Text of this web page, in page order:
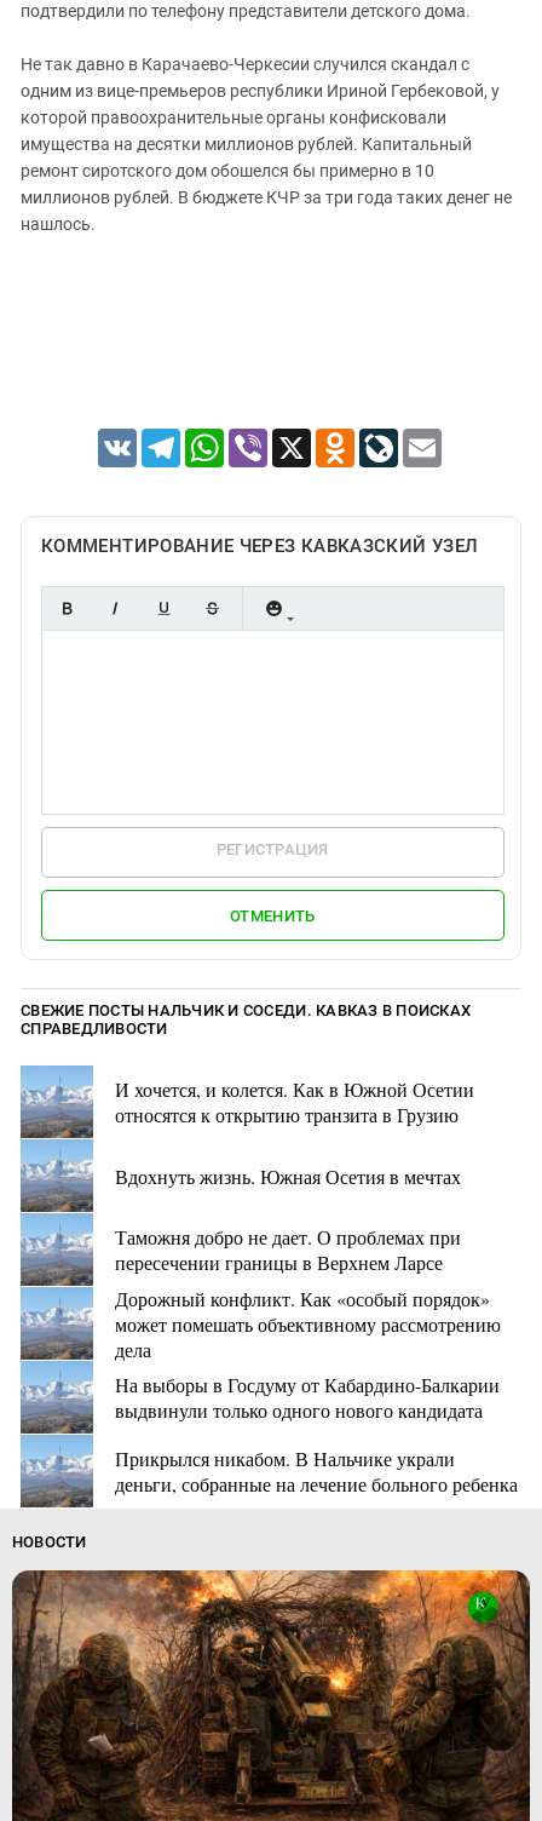
подтвердили по телефону представители детского дома.
Не так давно в Карачаево-Черкесии случился скандал с
одним из вице-премьеров республики Ириной Гербековой, у
которой правоохранительные органы конфисковали
имущества на десятки миллионов рублей. Капитальный
ремонт сиротского дом обошелся бы примерно в 10
миллионов рублей. В бюджете КЧР за три года таких денег не
нашлось.
VK TelegramWhatsApp
Viber X Odnoklassniki
LiveJournal
Email
КОММЕНТИРОВАНИЕ ЧЕРЕЗ КАВКАЗСКИЙ УЗЕЛ
РЕГИСТРАЦИЯ
ОТМЕНИТЬ
СВЕЖИЕ ПОСТЫ НАЛЬЧИК И СОСЕДИ. КАВКАЗ В ПОИСКАХ
СПРАВЕДЛИВОСТИ
И хочется, и колется. Как в Южной Осетии
относятся к открытию транзита в Грузию
Вдохнуть жизнь. Южная Осетия в мечтах
Таможня добро не дает. О проблемах при
пересечении границы в Верхнем Ларсе
Дорожный конфликт. Как «особый порядок»
может помешать объективному рассмотрению
дела
На выборы в Госдуму от Кабардино-Балкарии
выдвинули только одного нового кандидата
Прикрылся никабом. В Нальчике украли
деньги, собранные на лечение больного ребенка
НОВОСТИ